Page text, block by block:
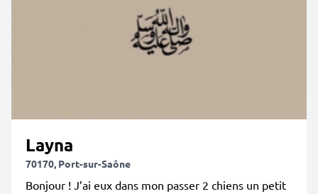
Layna
70170, Port-sur-Saône
Bonjour ! J’ai eux dans mon passer 2 chiens un petit